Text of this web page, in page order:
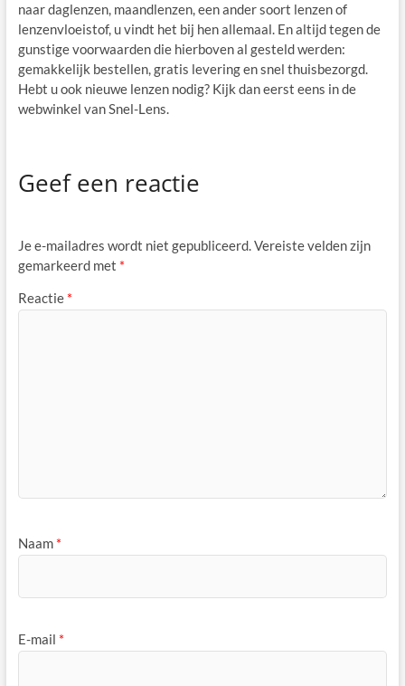
naar daglenzen, maandlenzen, een ander soort lenzen of
lenzenvloeistof, u vindt het bij hen allemaal. En altijd tegen de
gunstige voorwaarden die hierboven al gesteld werden:
gemakkelijk bestellen, gratis levering en snel thuisbezorgd.
Hebt u ook nieuwe lenzen nodig? Kijk dan eerst eens in de
webwinkel van Snel-Lens.
Geef een reactie
Je e-mailadres wordt niet gepubliceerd.Vereiste velden zijn
gemarkeerd met *
Reactie *
Naam *
E-mail *